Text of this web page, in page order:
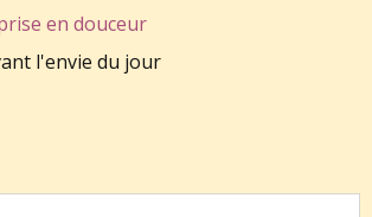
en douceur
l'envie du jour